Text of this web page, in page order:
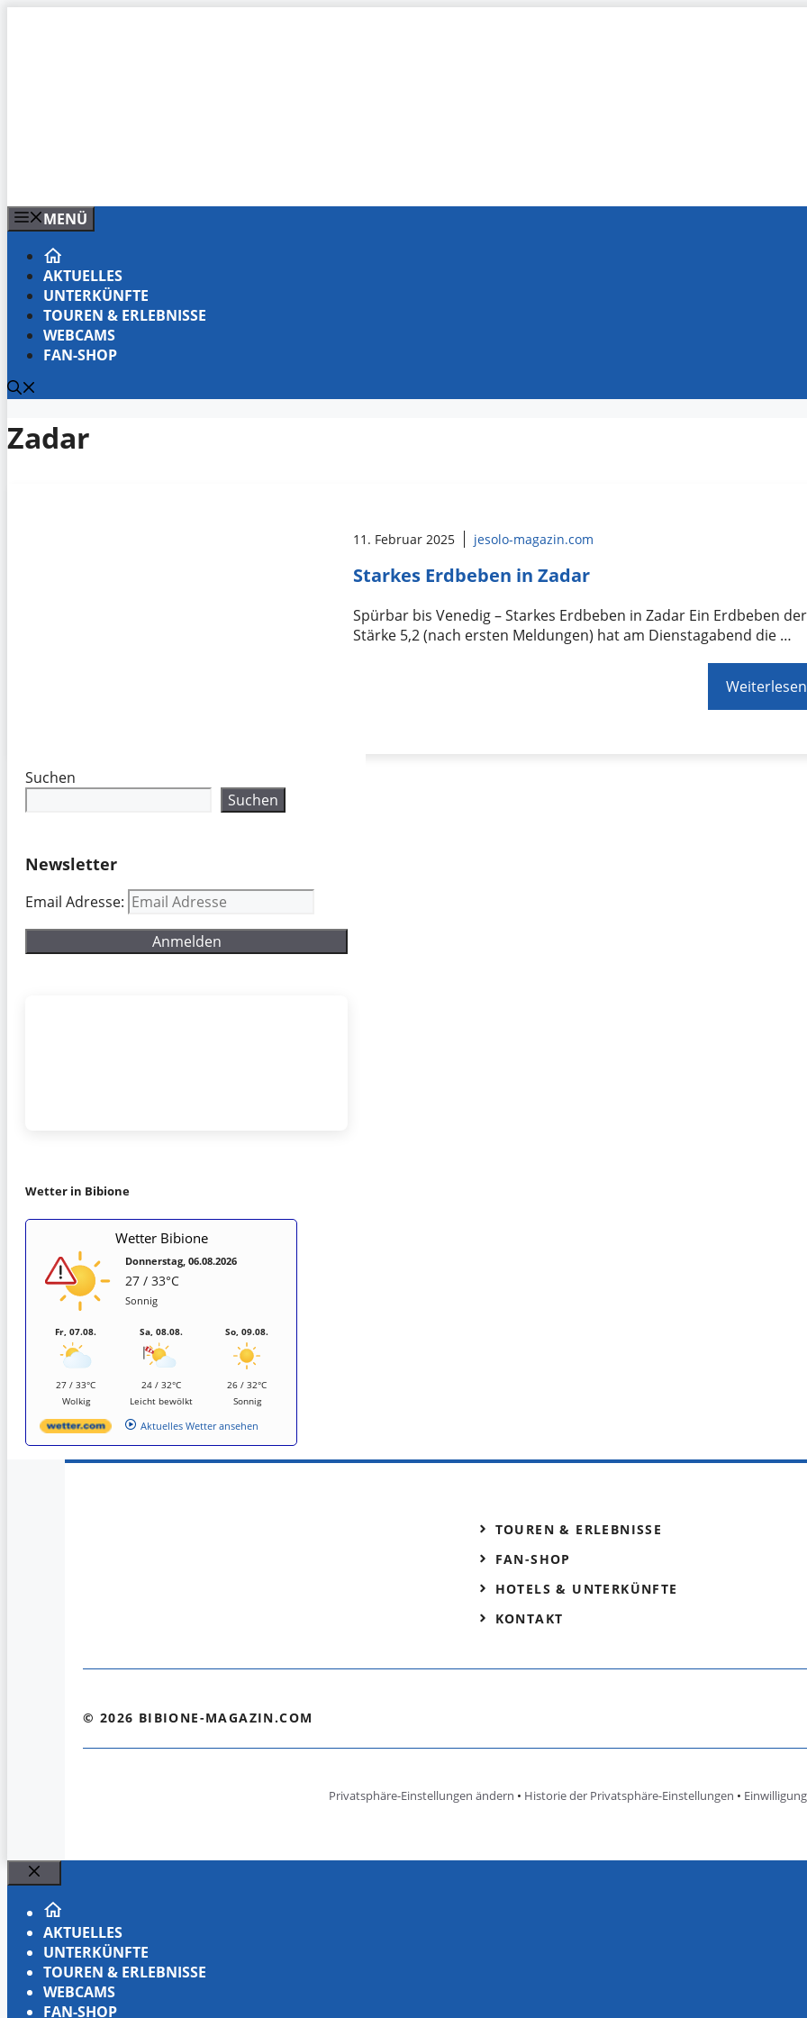
MENÜ
AKTUELLES
UNTERKÜNFTE
TOUREN & ERLEBNISSE
WEBCAMS
FAN-SHOP
Zadar
11. Februar 2025 jesolo-magazin.com
Starkes Erdbeben in Zadar
Spürbar bis Venedig – Starkes Erdbeben in Zadar Ein Erdbeben der
Stärke 5,2 (nach ersten Meldungen) hat am Dienstagabend die …
Weiterlesen
Suchen
Suchen
Newsletter
Email Adresse:
Wetter in Bibione
Wetter Bibione
Donnerstag, 06.08.2026
27 / 33°C
Sonnig
Fr, 07.08.
27 / 33°C
Wolkig
Sa, 08.08.
24 / 32°C
Leicht bewölkt
So, 09.08.
26 / 32°C
Sonnig
Aktuelles Wetter ansehen
TOUREN & ERLEBNISSE
FAN-SHOP
HOTELS & UNTERKÜNFTE
KONTAKT
© 2026 BIBIONE-MAGAZIN.COM
Privatsphäre-Einstellungen ändern • Historie der Privatsphäre-Einstellungen •
Schließen
AKTUELLES
UNTERKÜNFTE
TOUREN & ERLEBNISSE
WEBCAMS
FAN-SHOP